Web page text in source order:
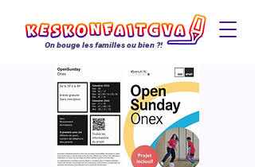
On bouge les familles ou bien ?!